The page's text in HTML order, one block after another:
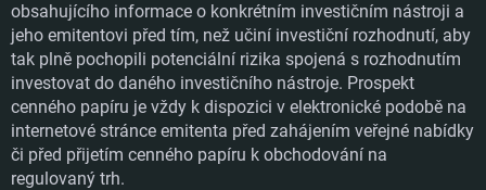
obsahujícího informace o konkrétním investičním nástroji a
jeho emitentovi před tím, než učiní investiční rozhodnutí, aby
tak plně pochopili potenciální rizika spojená s rozhodnutím
investovat do daného investičního nástroje. Prospekt
cenného papíru je vždy k dispozici v elektronické podobě na
internetové stránce emitenta před zahájením veřejné nabídky
či před přijetím cenného papíru k obchodování na
regulovaný trh.